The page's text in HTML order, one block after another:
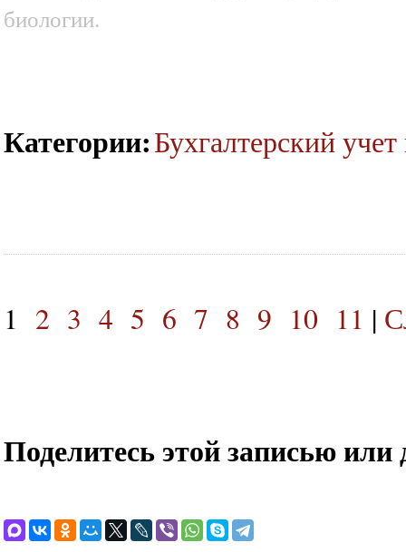
биологии.
Категории:Бухгалтерский учет
1 2 3 4 5 6 7 8 9 10 11 |
Поделитесь этой записью или